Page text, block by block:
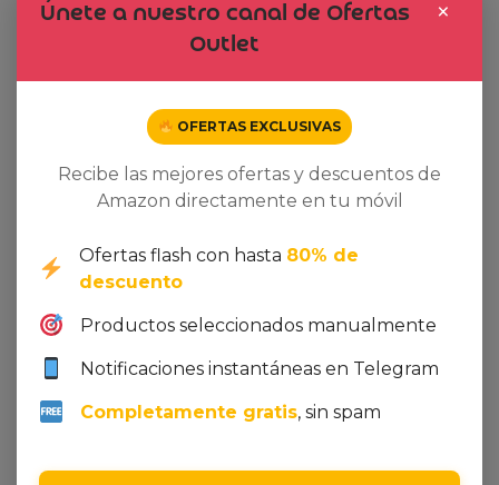
Seleccionar opciones
The Vintage Advantage
10,00 € - 25,00€
Añadir al carrito
Elegant Style Satin with
Digital Printing
×
Únete a nuestro canal de Ofertas
Outlet
OFERTAS EXCLUSIVAS
Recibe las mejores ofertas y descuentos de
Amazon directamente en tu móvil
Ofertas flash con hasta 80% de
descuento
Productos seleccionados manualmente
Notificaciones instantáneas en Telegram
Completamente gratis, sin spam